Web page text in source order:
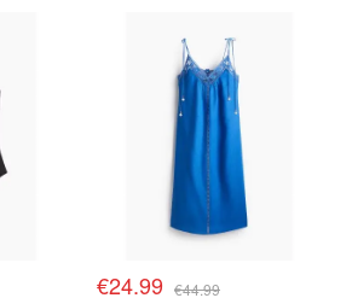
€24.99 €44.99